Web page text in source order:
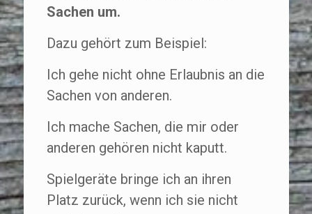
Sachen um.
Dazu gehört zum Beispiel:
Ich gehe nicht ohne Erlaubnis an die
Sachen von anderen.
Ich mache Sachen, die mir oder
anderen gehören nicht kaputt.
Spielgeräte bringe ich an ihren
Platz zurück, wenn ich sie nicht